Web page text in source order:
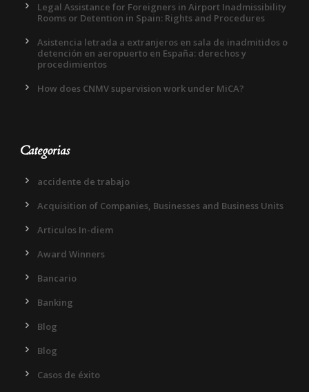
Legal Assistance for Foreigners in Airport Inadmissibility
Rooms or Detention in Spain: Rights and Procedures
Asistencia letrada a extranjeros en sala de inadmitidos o
detención en aeropuerto en España: derechos y
procedimientos
How does CNMV supervision work under MiCA?
Categorias
accidente de trabajo
Acquisition of Companies, Businesses and Business Units
Articulos In-diem
Award Winners
Bancario
Banking
Blog
Blog
Casos de éxito